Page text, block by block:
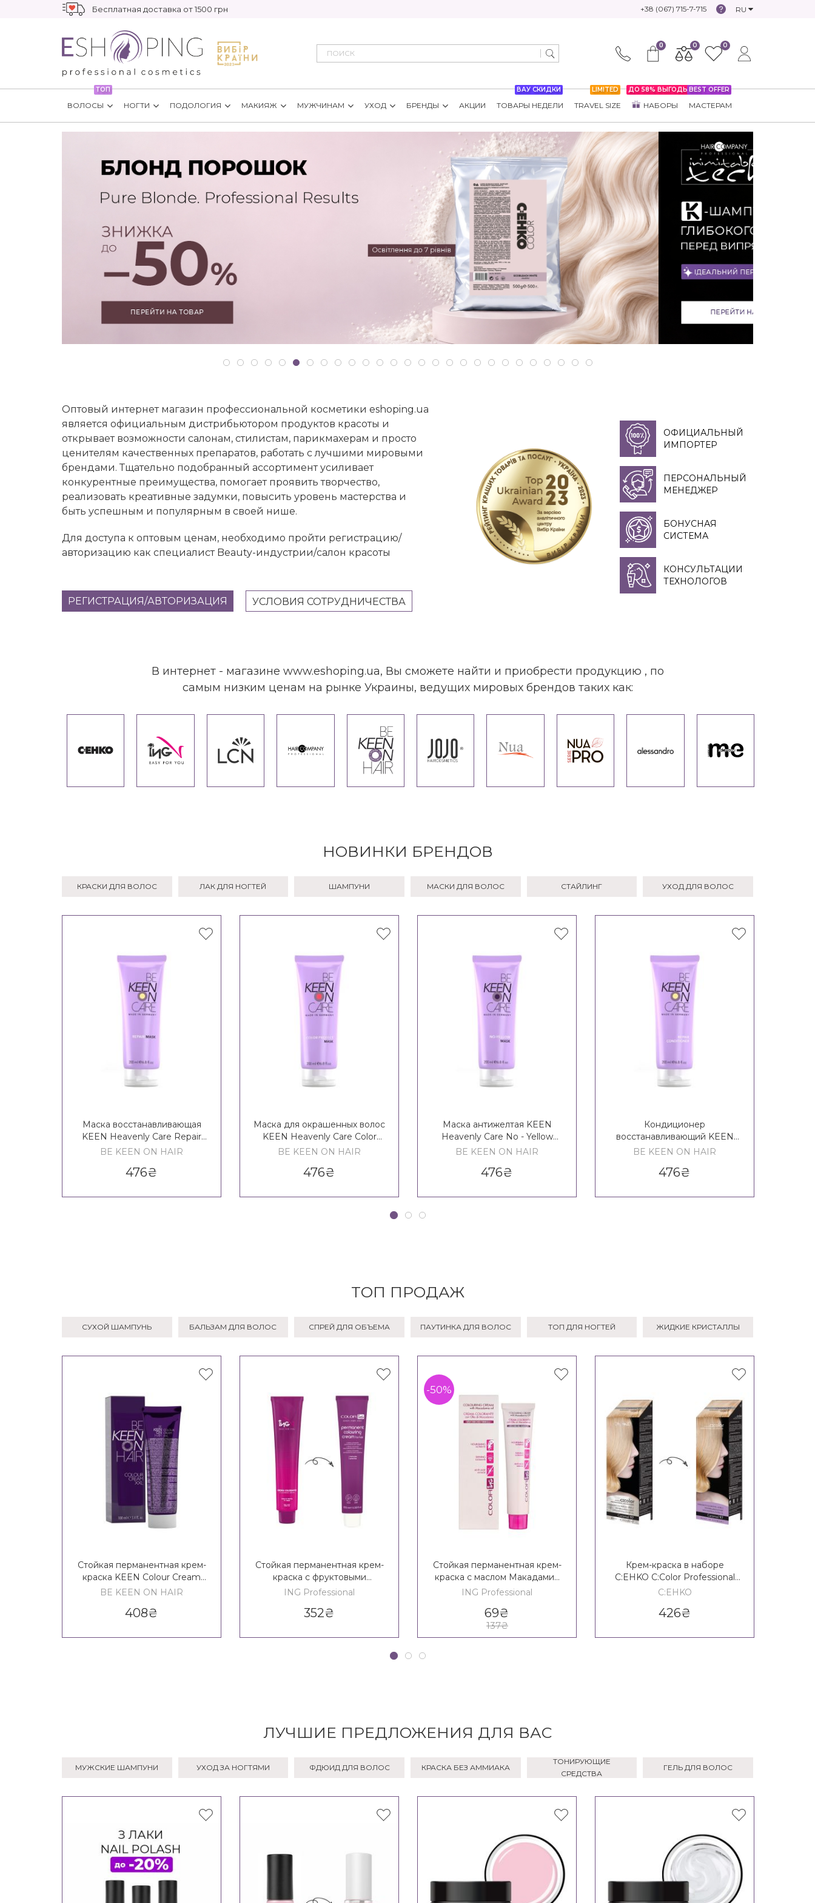
Бесплатная доставка от 1500 грн +38 (067) 715-7-715 RU
0 0 0
ТОП
ВОЛОСЫ НОГТИ ПОДОЛОГИЯ МАКИЯЖ МУЖЧИНАМ УХОД БРЕНДЫ АКЦИИ
ВАУ СКИДКИ
ТОВАРЫ НЕДЕЛИ
LIMITED
TRAVEL SIZE
ДО 58% ВЫГОДЫ
НАБОРЫ
BEST OFFER
МАСТЕРАМ
Оптовый интернет магазин профессиональной косметики eshoping.ua
является официальным дистрибьютором продуктов красоты и
открывает возможности салонам, стилистам, парикмахерам и просто
ценителям качественных препаратов, работать с лучшими мировыми
брендами. Тщательно подобранный ассортимент усиливает
конкурентные преимущества, помогает проявить творчество,
реализовать креативные задумки, повысить уровень мастерства и
быть успешным и популярным в своей нише.
Для доступа к оптовым ценам, необходимо пройти регистрацию/
авторизацию как специалист Beauty-индустрии/салон красоты
РЕГИСТРАЦИЯ/АВТОРИЗАЦИЯ УСЛОВИЯ СОТРУДНИЧЕСТВА
ОФИЦИАЛЬНЫЙ
ИМПОРТЕР
ПЕРСОНАЛЬНЫЙ
МЕНЕДЖЕР
БОНУСНАЯ
СИСТЕМА
КОНСУЛЬТАЦИИ
ТЕХНОЛОГОВ
В интернет - магазине www.eshoping.ua, Вы сможете найти и приобрести продукцию , по
самым низким ценам на рынке Украины, ведущих мировых брендов таких как:
НОВИНКИ БРЕНДОВ
КРАСКИ ДЛЯ ВОЛОС ЛАК ДЛЯ НОГТЕЙ ШАМПУНИ МАСКИ ДЛЯ ВОЛОС СТАЙЛИНГ УХОД ДЛЯ ВОЛОС
Маска восстанавливающая
KEEN Heavenly Care Repair
Mask
BE KEEN ON HAIR
476₴
Маска для окрашенных волос
KEEN Heavenly Care Color
Protect Mask
BE KEEN ON HAIR
476₴
Маска антижелтая KEEN
Heavenly Care No - Yellow
Mask
BE KEEN ON HAIR
476₴
Кондиционер
восстанавливающий KEEN
Heavenly Care Repair
BE KEEN ON HAIR
476₴
ТОП ПРОДАЖ
СУХОЙ ШАМПУНЬ БАЛЬЗАМ ДЛЯ ВОЛОС CПРЕЙ ДЛЯ ОБЪЕМА ПАУТИНКА ДЛЯ ВОЛОС ТОП ДЛЯ НОГТЕЙ ЖИДКИЕ КРИСТАЛЛЫ
Стойкая перманентная крем-
краска KEEN Colour Cream
XXL
BE KEEN ON HAIR
408₴
Стойкая перманентная крем-
краска с фруктовыми
кислотами Ing Coloring Cream
ING Professional
352₴
-50%
Стойкая перманентная крем-
краска с маслом Макадамии
ING Coloring Cream With
ING Professional
69₴
137₴
Крем-краска в наборе
C:EHKO C:Color Professional
Coloration
C:EHKO
426₴
ЛУЧШИЕ ПРЕДЛОЖЕНИЯ ДЛЯ ВАС
МУЖСКИЕ ШАМПУНИ УХОД ЗА НОГТЯМИ ФДЮИД ДЛЯ ВОЛОС КРАСКА БЕЗ АММИАКА
ТОНИРУЮЩИЕ
СРЕДСТВА
ГЕЛЬ ДЛЯ ВОЛОС